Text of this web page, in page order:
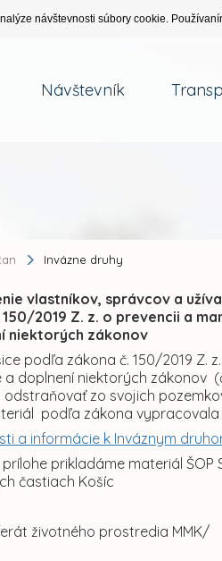
návštevnosti súbory cookie.
Návštevník
Invázne druhy
vlastníkov, správcov a
150/2019 Z. z. o prevencii a
niektorých zákonov
podľa zákona č. 150/2019 Z.
a doplnení niektorých zákonov
zo svojich
podľa zákona
a informácie k Inváznym
prikladáme materiál
častiach Košíc
životného prostredia MMK/